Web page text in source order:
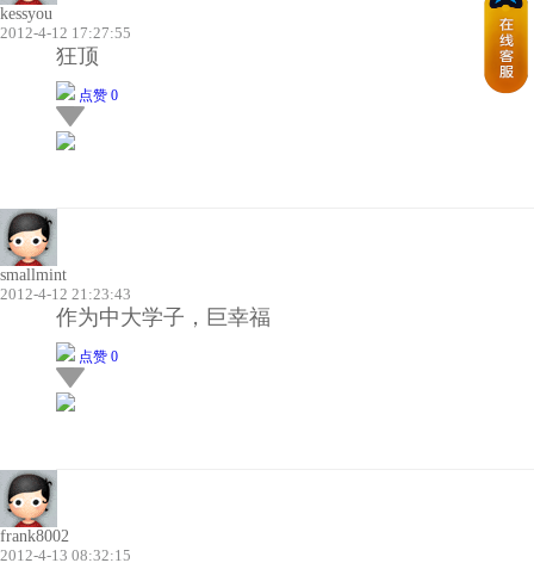
kessyou
2012-4-12 17:27:55
狂顶
点赞 0
smallmint
2012-4-12 21:23:43
作为中大学子，巨幸福
点赞 0
frank8002
2012-4-13 08:32:15